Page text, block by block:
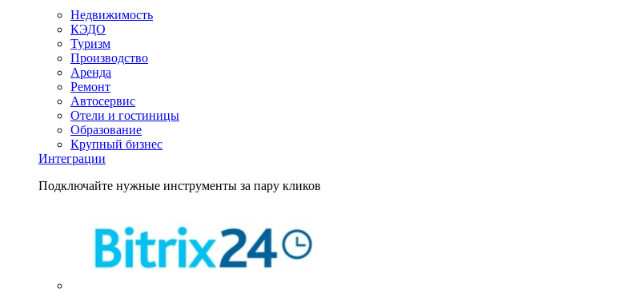
Недвижимость
КЭДО
Туризм
Производство
Аренда
Ремонт
Автосервис
Отели и гостиницы
Образование
Крупный бизнес
Интеграции
Подключайте нужные инструменты за пару кликов